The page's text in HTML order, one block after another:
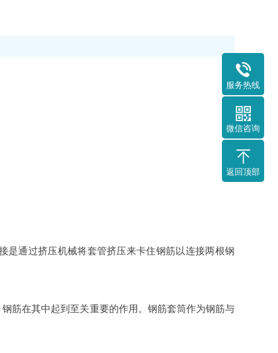
是通过挤压机械将套管挤压来卡住钢筋以连接两根钢
筋在其中起到至关重要的作用。钢筋套筒作为钢筋与
服务热线
微信咨询
返回顶部